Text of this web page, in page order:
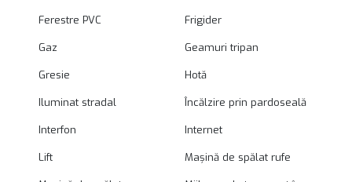
Ferestre PVC Frigider
Gaz Geamuri tripan
Gresie Hotă
Iluminat stradal Încălzire prin pardoseală
Interfon Internet
Lift Mașină de spălat rufe